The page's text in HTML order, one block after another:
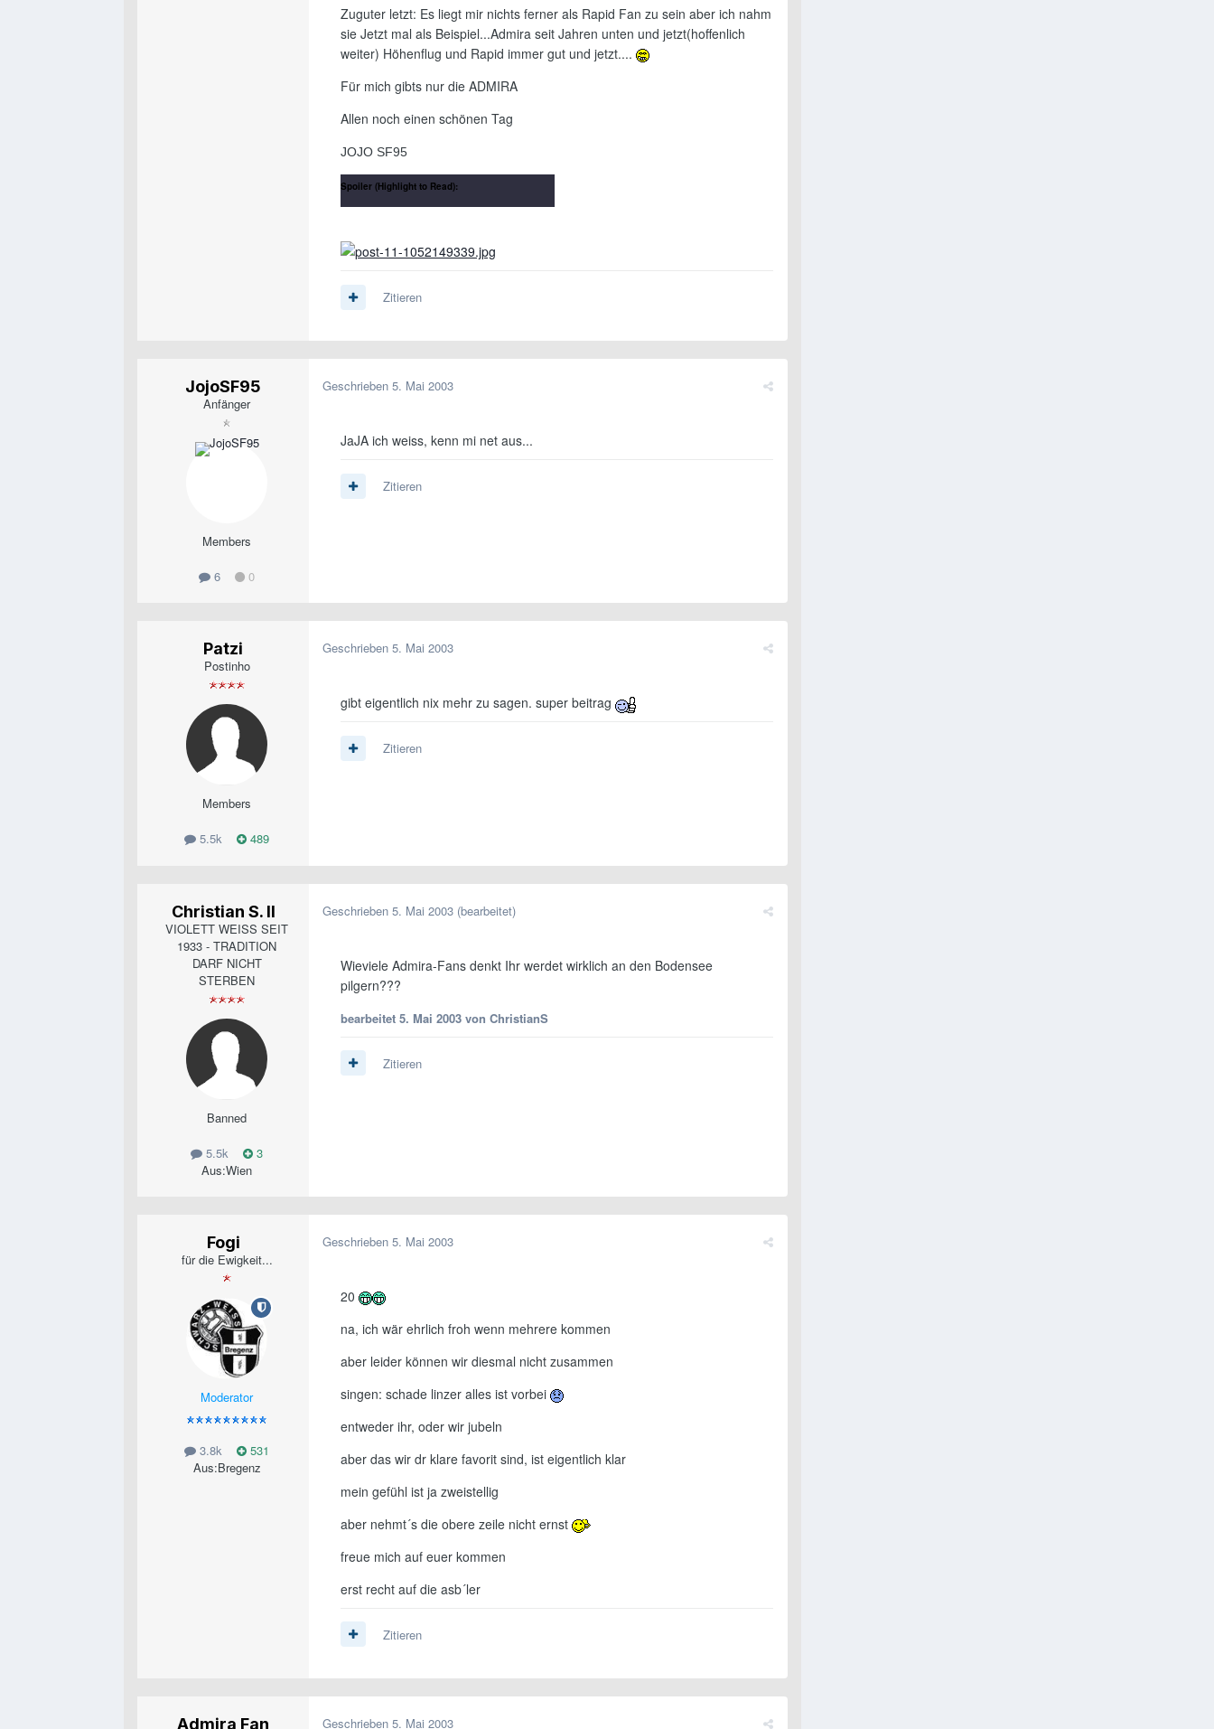
Zuguter letzt: Es liegt mir nichts ferner als Rapid Fan zu sein aber ich nahm
sie Jetzt mal als Beispiel...Admira seit Jahren unten und jetzt(hoffenlich
weiter) Höhenflug und Rapid immer gut und jetzt....
Für mich gibts nur die ADMIRA
Allen noch einen schönen Tag
JOJO SF95
Spoiler (Highlight to Read):
Zitieren
JojoSF95
Anfänger
Members
6 0
Geschrieben 5. Mai 2003
JaJA ich weiss, kenn mi net aus...
Zitieren
Patzi
Postinho
Members
5.5k 489
Geschrieben 5. Mai 2003
gibt eigentlich nix mehr zu sagen. super beitrag
Zitieren
Christian S. II
VIOLETT WEISS SEIT
1933 - TRADITION
DARF NICHT
STERBEN
Banned
5.5k
3
Aus:Wien
Geschrieben 5. Mai 2003 (bearbeitet)
Wieviele Admira-Fans denkt Ihr werdet wirklich an den Bodensee
pilgern???
bearbeitet 5. Mai 2003 von ChristianS
Zitieren
Fogi
für die Ewigkeit...
Moderator
3.8k
531
Aus:Bregenz
Geschrieben 5. Mai 2003
20
na, ich wär ehrlich froh wenn mehrere kommen
aber leider können wir diesmal nicht zusammen
singen: schade linzer alles ist vorbei
entweder ihr, oder wir jubeln
aber das wir dr klare favorit sind, ist eigentlich klar
mein gefühl ist ja zweistellig
aber nehmt´s die obere zeile nicht ernst
freue mich auf euer kommen
erst recht auf die asb´ler
Zitieren
Admira Fan Geschrieben 5. Mai 2003